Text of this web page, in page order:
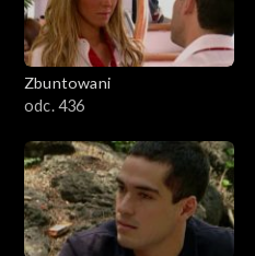
Zbuntowani
odc. 436